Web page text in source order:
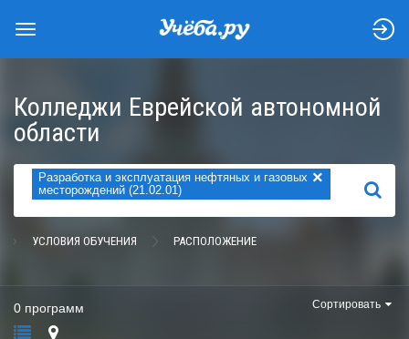
Колледжи Еврейской автономной
области
Разработка и эксплуатация нефтяных и газовых
месторождений (21.02.01)
×
НАЙТИ
УСЛОВИЯ ОБУЧЕНИЯ РАСПОЛОЖЕНИЕ
0 программ Сортировать